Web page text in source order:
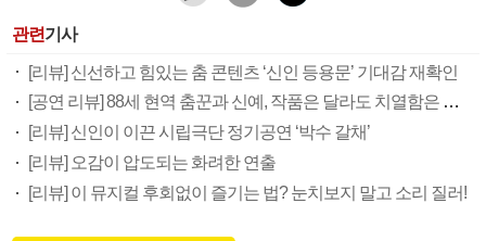
관련기사
[리뷰] 신선하고 힘있는 춤 콘텐츠 ‘신인 등용문’ 기대감 재확인
[공연 리뷰] 88세 현역 춤꾼과 신예, 작품은 달라도 치열함은 같다
[리뷰] 신인이 이끈 시립극단 정기공연 ‘박수 갈채’
[리뷰] 오감이 압도되는 화려한 연출
[리뷰] 이 뮤지컬 후회없이 즐기는 법? 눈치보지 말고 소리 질러!